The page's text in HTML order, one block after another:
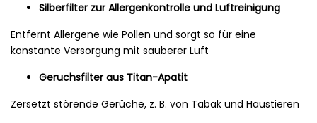
Silberfilter zur Allergenkontrolle und Luftreinigung
Entfernt Allergene wie Pollen und sorgt so für eine
konstante Versorgung mit sauberer Luft
Geruchsfilter aus Titan-Apatit
Zersetzt störende Gerüche, z. B. von Tabak und Haustieren